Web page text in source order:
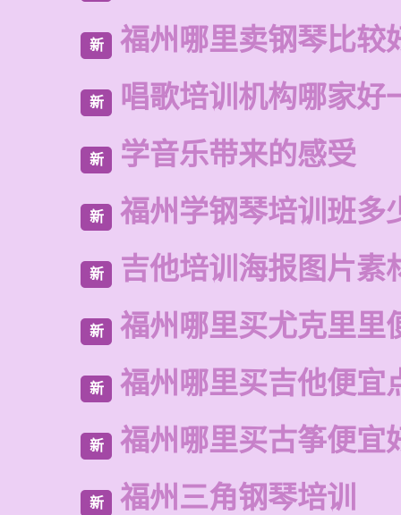
新 福州哪里卖钢琴比较
新 唱歌培训机构哪家好
新 学音乐带来的感受
新 福州学钢琴培训班多
新 吉他培训海报图片素
新 福州哪里买尤克里里
新 福州哪里买吉他便宜
新 福州哪里买古筝便宜
新 福州三角钢琴培训